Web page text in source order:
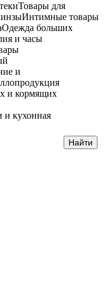
Товары для
Интимные товары
Одежда больших
и часы
и
и кормящих
и кухонная